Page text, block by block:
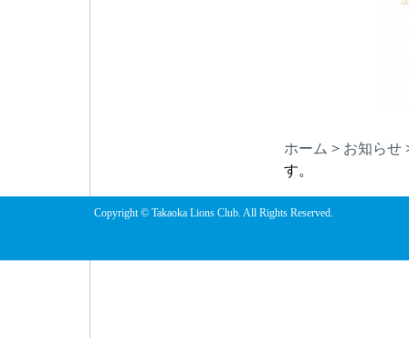
ホーム > お知らせ
す。
Copyright © Takaoka Lions Club. All Rights Reserved.